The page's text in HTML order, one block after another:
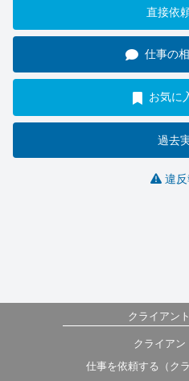
直接依
仕事の
お気に
過去
違
クライアン
クライアン
仕事を依頼する（ク